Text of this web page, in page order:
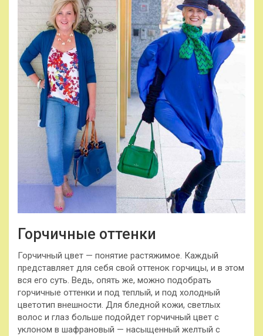
Горчичные оттенки
Горчичный цвет — понятие растяжимое. Каждый
представляет для себя свой оттенок горчицы, и в этом
вся его суть. Ведь, опять же, можно подобрать
горчичные оттенки и под теплый, и под холодный
цветотип внешности. Для бледной кожи, светлых
волос и глаз больше подойдет горчичный цвет с
уклоном в шафрановый — насыщенный желтый с